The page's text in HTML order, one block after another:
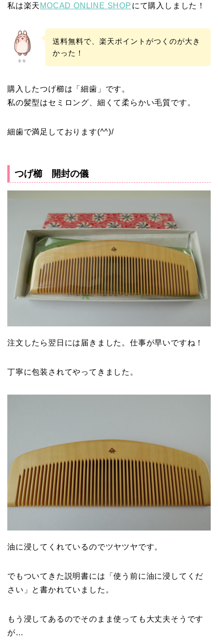
私は楽天 MOCAD ONLINE SHOP にて購入しました！
キキ
送料無料で、楽天ポイントがつくのが大き
かった！
購入したつげ櫛は「細歯」です。
私の髪型はセミロング、細くて柔らかい毛質です。
細歯で満足しております(^^)/
つげ櫛 開封の儀
注文したら翌日には届きました。仕事が早いですね！
丁寧に包装されてやってきました。
油に浸してくれているのでツヤツヤです。
でもついてきた説明書には「使う前に油に浸してくだ
さい」と書かれていました。
もう浸してあるのでそのまま使っても大丈夫そうです
が…